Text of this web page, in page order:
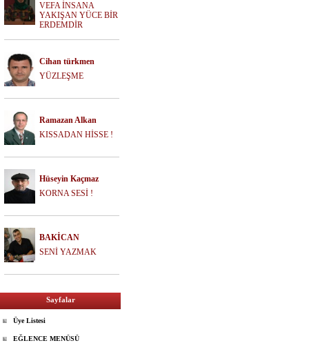
VEFA İNSANA
YAKIŞAN YÜCE BİR
ERDEMDİR
Cihan türkmen
YÜZLEŞME
Ramazan Alkan
KISSADAN HİSSE !
Hüseyin Kaçmaz
KORNA SESİ !
BAKİCAN
SENİ YAZMAK
Sayfalar
Üye Listesi
EĞLENCE MENÜSÜ